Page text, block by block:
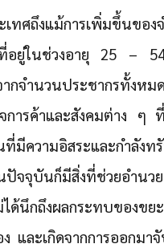
ถึงแม้การเพิ่มขึ้นของจ
ที่อยู่ในช่วงอายุ 25 –
กจำนวนประชากรทั้งห
การค้าและสังคมต่าง ๆ
ที่มีความอิสระและกำลัง
ปัจจุบันก็มีสิ่งที่ช่วยอำนว
นึกถึงผลกระทบของขย
และเกิดจากการออกมา